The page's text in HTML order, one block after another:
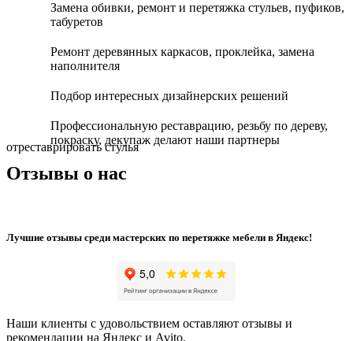
Замена обивки, ремонт и перетяжка стульев, пуфиков,
табуретов
Ремонт деревянных каркасов, проклейка, замена
наполнителя
Подбор интересных дизайнерских решений
Профессиональную реставрацию, резьбу по дереву,
покраску, декупаж делают наши партнеры
отреставрировать стулья
Отзывы о нас
Лучшие отзывы среди мастерских по перетяжке мебели в Яндекс!
Наши клиенты с удовольствием оставляют отзывы и
рекомендации на Яндекс и Avito.